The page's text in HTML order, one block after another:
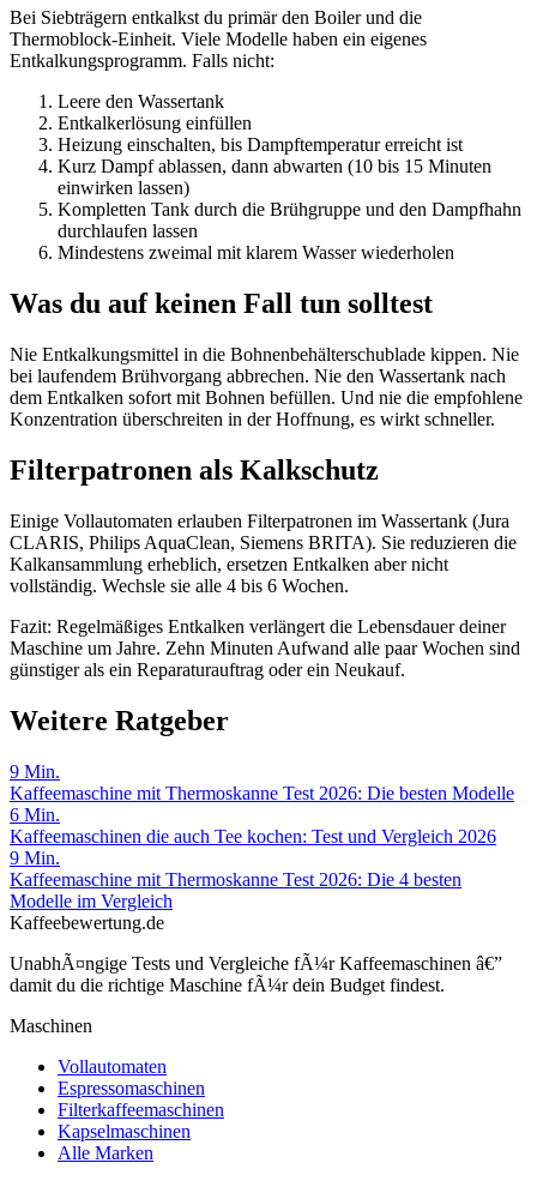
Bei Siebträgern entkalkst du primär den Boiler und die
Thermoblock-Einheit. Viele Modelle haben ein eigenes
Entkalkungsprogramm. Falls nicht:
Leere den Wassertank
Entkalkerlösung einfüllen
Heizung einschalten, bis Dampftemperatur erreicht ist
Kurz Dampf ablassen, dann abwarten (10 bis 15 Minuten
einwirken lassen)
Kompletten Tank durch die Brühgruppe und den Dampfhahn
durchlaufen lassen
Mindestens zweimal mit klarem Wasser wiederholen
Was du auf keinen Fall tun solltest
Nie Entkalkungsmittel in die Bohnenbehälterschublade kippen. Nie
bei laufendem Brühvorgang abbrechen. Nie den Wassertank nach
dem Entkalken sofort mit Bohnen befüllen. Und nie die empfohlene
Konzentration überschreiten in der Hoffnung, es wirkt schneller.
Filterpatronen als Kalkschutz
Einige Vollautomaten erlauben Filterpatronen im Wassertank (Jura
CLARIS, Philips AquaClean, Siemens BRITA). Sie reduzieren die
Kalkansammlung erheblich, ersetzen Entkalken aber nicht
vollständig. Wechsle sie alle 4 bis 6 Wochen.
Fazit: Regelmäßiges Entkalken verlängert die Lebensdauer deiner
Maschine um Jahre. Zehn Minuten Aufwand alle paar Wochen sind
günstiger als ein Reparaturauftrag oder ein Neukauf.
Weitere Ratgeber
9 Min.
Kaffeemaschine mit Thermoskanne Test 2026: Die besten Modelle
6 Min.
Kaffeemaschinen die auch Tee kochen: Test und Vergleich 2026
9 Min.
Kaffeemaschine mit Thermoskanne Test 2026: Die 4 besten
Modelle im Vergleich
Kaffeebewertung.de
UnabhÃ¤ngige Tests und Vergleiche fÃ¼r Kaffeemaschinen â€”
damit du die richtige Maschine fÃ¼r dein Budget findest.
Maschinen
Vollautomaten
Espressomaschinen
Filterkaffeemaschinen
Kapselmaschinen
Alle Marken